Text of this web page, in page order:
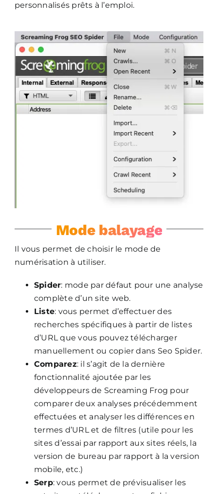
personnalisés prêts à l’emploi.
Mode balayage
Il vous permet de choisir le mode de
numérisation à utiliser.
Spider: mode par défaut pour une analyse
complète d’un site web.
Liste: vous permet d’effectuer des
recherches spécifiques à partir de listes
d’URL que vous pouvez télécharger
manuellement ou copier dans Seo Spider.
Comparez: il s’agit de la dernière
fonctionnalité ajoutée par les
développeurs de Screaming Frog pour
comparer deux analyses précédemment
effectuées et analyser les différences en
termes d’URL et de filtres (utile pour les
sites d’essai par rapport aux sites réels, la
version de bureau par rapport à la version
mobile, etc.)
Serp: vous permet de prévisualiser les